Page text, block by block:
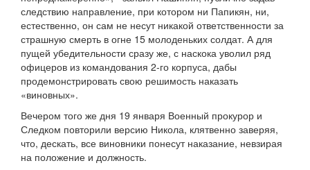
следствию направление, при котором ни Папикян, ни,
естественно, он сам не несут никакой ответственности за
страшную смерть в огне 15 молоденьких солдат. А для
пущей убедительности сразу же, с наскока уволил ряд
офицеров из командования 2-го корпуса, дабы
продемонстрировать свою решимость наказать
«виновных».
Вечером того же дня 19 января Военный прокурор и
Следком повторили версию Никола, клятвенно заверяя,
что, дескать, все виновники понесут наказание, невзирая
на положение и должность.